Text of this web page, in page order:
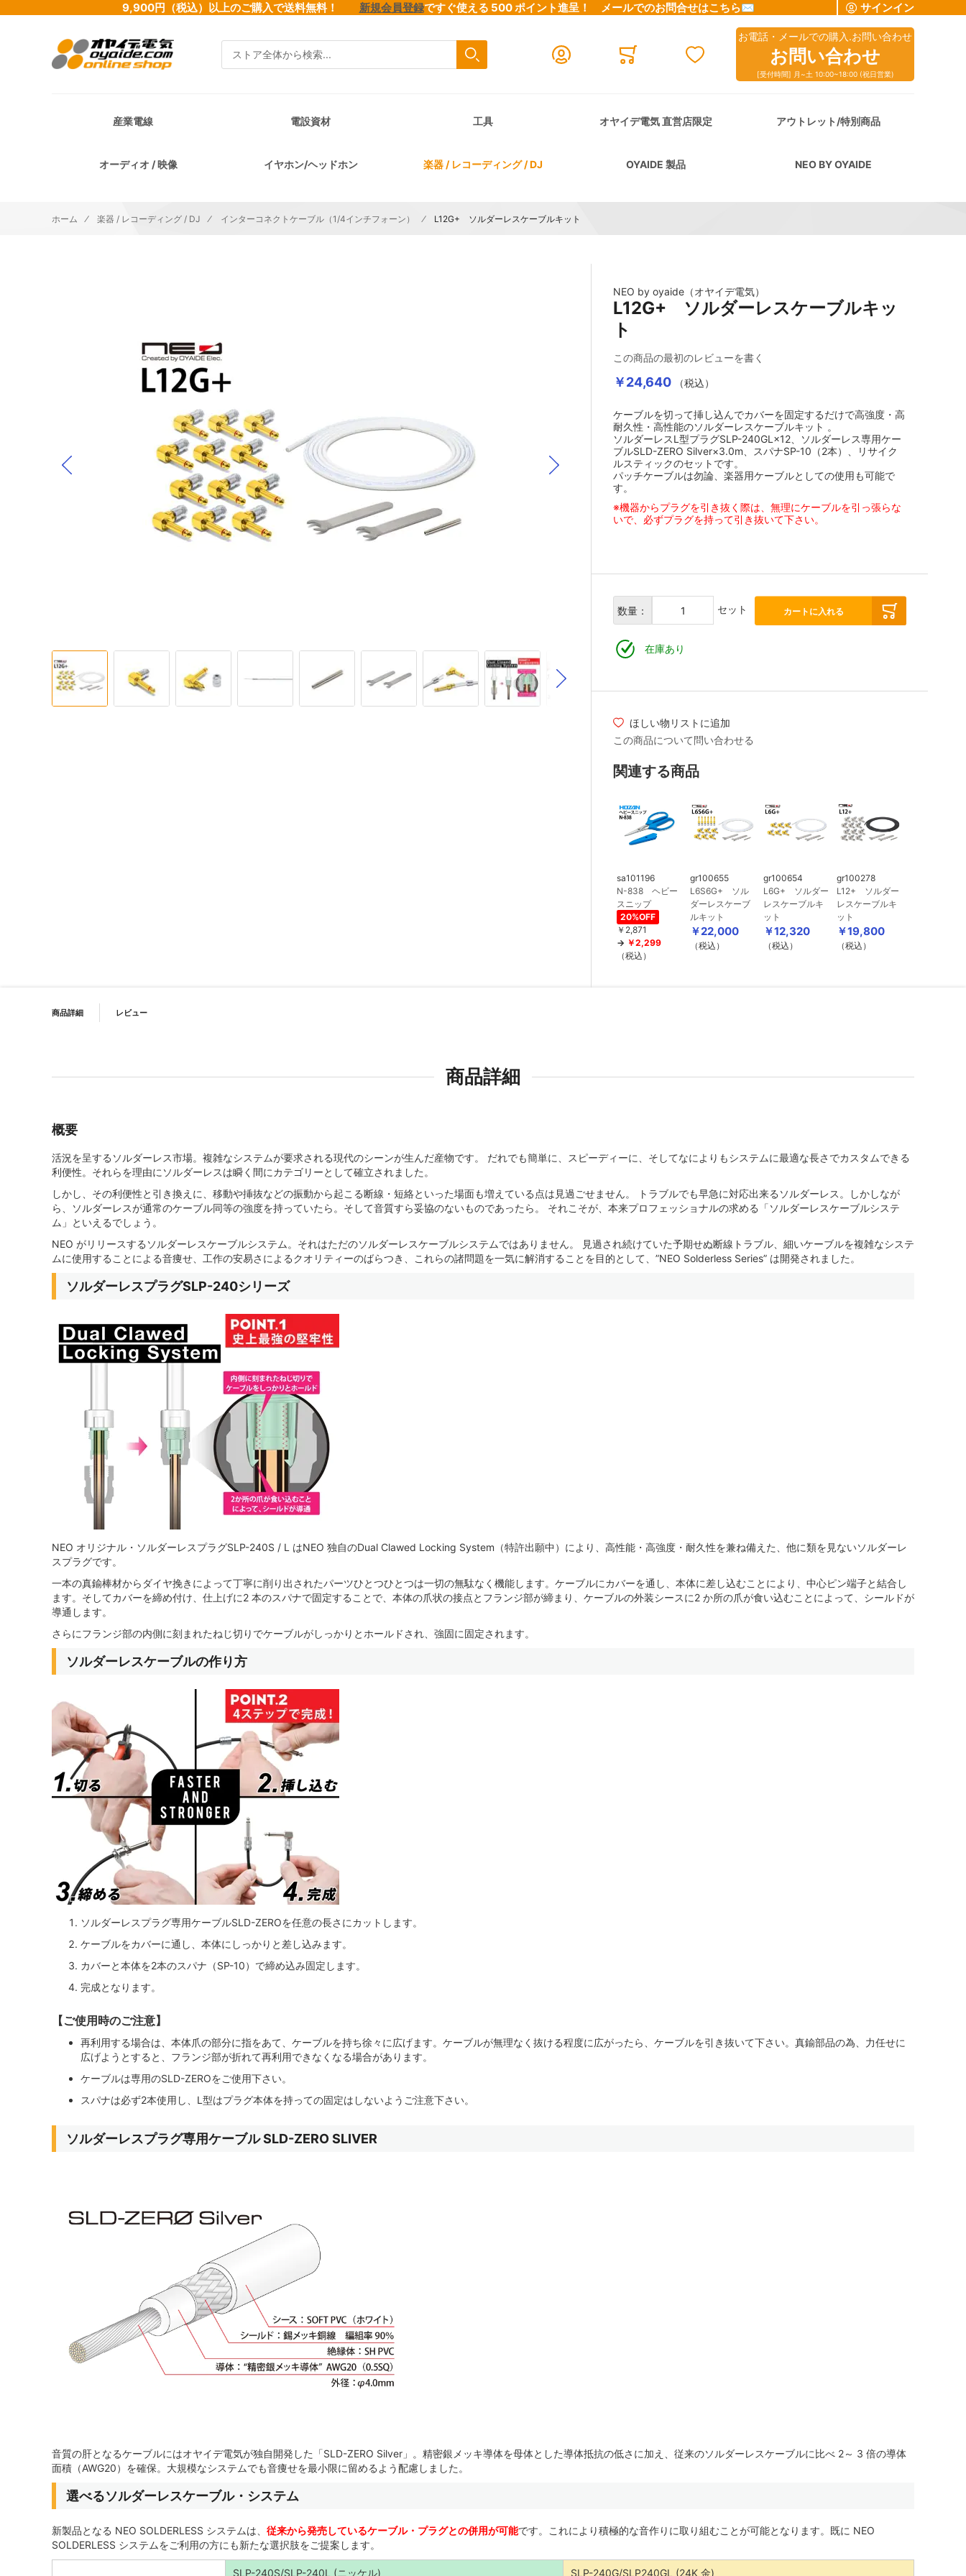
9,900円（税込）以上のご購入で送料無料！ 新規会員登録ですぐ使える 500 ポイント進呈！ メールでのお問合せはこちら✉ サインイン
検索
Close search
検索
お電話・メールでの購入.お問い合わせ
お問い合わせ
[受付時間] 月~土 10:00~18:00 (祝日営業)
産業電線 電設資材 工具 オヤイデ電気 直営店限定 アウトレット/特別商品
オーディオ / 映像 イヤホン/ヘッドホン 楽器 / レコーディング / DJ OYAIDE 製品 NEO BY OYAIDE
ホーム 楽器 / レコーディング / DJ インターコネクトケーブル（1/4インチフォーン） L12G+ ソルダーレスケーブルキット
NEO by oyaide（オヤイデ電気）
L12G+ ソルダーレスケーブルキッ
ト
この商品の最初のレビューを書く
￥24,640 （税込）
ケーブルを切って挿し込んでカバーを固定するだけで高強度・高
耐久性・高性能のソルダーレスケーブルキット 。
ソルダーレスL型プラグSLP-240GL×12、ソルダーレス専用ケー
ブルSLD-ZERO Silver×3.0m、スパナSP-10（2本）、リサイク
ルスティックのセットです。
パッチケーブルは勿論、楽器用ケーブルとしての使用も可能で
す。
※機器からプラグを引き抜く際は、無理にケーブルを引っ張らな
いで、必ずプラグを持って引き抜いて下さい。
数量： セット カートに入れる
在庫あり
ほしい物リストに追加
この商品について問い合わせる
関連する商品
sa101196
N-838 ヘビー
スニップ
20%OFF
￥2,871
￥2,299
（税込）
gr100655
L6S6G+ ソル
ダーレスケーブ
ルキット
￥22,000
（税込）
gr100654
L6G+ ソルダー
レスケーブルキ
ット
￥12,320
（税込）
gr100278
L12+ ソルダー
レスケーブルキ
ット
￥19,800
（税込）
商品詳細 レビュー
商品詳細
概要
活況を呈するソルダーレス市場。複雑なシステムが要求される現代のシーンが生んだ産物です。 だれでも簡単に、スピーディーに、そしてなによりもシステムに最適な長さでカスタムできる
利便性。それらを理由にソルダーレスは瞬く間にカテゴリーとして確立されました。
しかし、その利便性と引き換えに、移動や挿抜などの振動から起こる断線・短絡といった場面も増えている点は見過ごせません。 トラブルでも早急に対応出来るソルダーレス。しかしなが
ら、ソルダーレスが通常のケーブル同等の強度を持っていたら。そして音質すら妥協のないものであったら。 それこそが、本来プロフェッショナルの求める「ソルダーレスケーブルシステ
ム」といえるでしょう。
NEO がリリースするソルダーレスケーブルシステム。それはただのソルダーレスケーブルシステムではありません。 見過され続けていた予期せぬ断線トラブル、細いケーブルを複雑なシステ
ムに使用することによる音痩せ、工作の安易さによるクオリティーのばらつき、これらの諸問題を一気に解消することを目的として、”NEO Solderless Series” は開発されました。
ソルダーレスプラグSLP-240シリーズ
NEO オリジナル・ソルダーレスプラグSLP-240S / L はNEO 独自のDual Clawed Locking System（特許出願中）により、高性能・高強度・耐久性を兼ね備えた、他に類を見ないソルダーレ
スプラグです。
一本の真鍮棒材からダイヤ挽きによって丁寧に削り出されたパーツひとつひとつは一切の無駄なく機能します。ケーブルにカバーを通し、本体に差し込むことにより、中心ピン端子と結合し
ます。そしてカバーを締め付け、仕上げに2 本のスパナで固定することで、本体の爪状の接点とフランジ部が締まり、ケーブルの外装シースに2 か所の爪が食い込むことによって、シールドが
導通します。
さらにフランジ部の内側に刻まれたねじ切りでケーブルがしっかりとホールドされ、強固に固定されます。
ソルダーレスケーブルの作り方
ソルダーレスプラグ専用ケーブルSLD-ZEROを任意の長さにカットします。
ケーブルをカバーに通し、本体にしっかりと差し込みます。
カバーと本体を2本のスパナ（SP-10）で締め込み固定します。
完成となります。
【ご使用時のご注意】
再利用する場合は、本体爪の部分に指をあて、ケーブルを持ち徐々に広げます。ケーブルが無理なく抜ける程度に広がったら、ケーブルを引き抜いて下さい。真鍮部品の為、力任せに
広げようとすると、フランジ部が折れて再利用できなくなる場合があります。
ケーブルは専用のSLD-ZEROをご使用下さい。
スパナは必ず2本使用し、L型はプラグ本体を持っての固定はしないようご注意下さい。
ソルダーレスプラグ専用ケーブル SLD-ZERO SLIVER
音質の肝となるケーブルにはオヤイデ電気が独自開発した「SLD-ZERO Silver」。精密銀メッキ導体を母体とした導体抵抗の低さに加え、従来のソルダーレスケーブルに比べ 2～ 3 倍の導体
面積（AWG20）を確保。大規模なシステムでも音痩せを最小限に留めるよう配慮しました。
選べるソルダーレスケーブル・システム
新製品となる NEO SOLDERLESS システムは、 従来から発売しているケーブル・プラグとの併用が可能です。これにより積極的な音作りに取り組むことが可能となります。既に NEO
SOLDERLESS システムをご利用の方にも新たな選択肢をご提案します。
SLP-240S/SLP-240L (ニッケル) SLP-240G/SLP240GL (24K 金)